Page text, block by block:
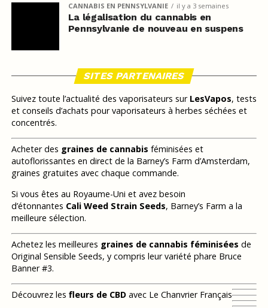
CANNABIS EN PENNSYLVANIE il y a 3 semaines
La légalisation du cannabis en
Pennsylvanie de nouveau en suspens
SITES PARTENAIRES
Suivez toute l’actualité des vaporisateurs sur LesVapos, tests
et conseils d’achats pour vaporisateurs à herbes séchées et
concentrés.
Acheter des graines de cannabis féminisées et
autoflorissantes en direct de la Barney’s Farm d’Amsterdam,
graines gratuites avec chaque commande.
Si vous êtes au Royaume-Uni et avez besoin
d’étonnantes Cali Weed Strain Seeds, Barney’s Farm a la
meilleure sélection.
Achetez les meilleures graines de cannabis féminisées de
Original Sensible Seeds, y compris leur variété phare Bruce
Banner #3.
Découvrez les fleurs de CBDavec Le Chanvrier Français